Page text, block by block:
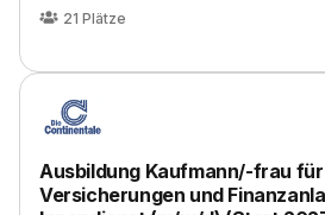
21 Plätze
Ausbildung Kaufmann/-frau für
Versicherungen und